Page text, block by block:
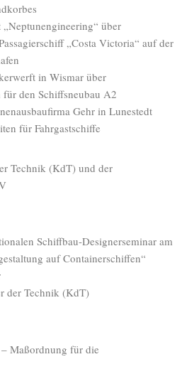
über
„Costa Victoria“ auf der
in Wismar über
den Schiffsneubau A2
Gehr in Lunestedt
für Fahrgastschiffe
Technik (KdT) und der
Schiffbau-Designerseminar am
auf Containerschiffen“
der Technik (KdT)
Maßordnung für die